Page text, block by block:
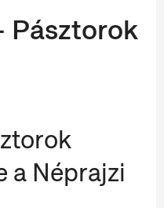
Pásztorok
a Néprajzi